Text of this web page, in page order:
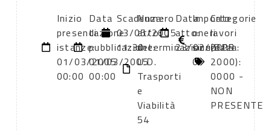
Inizio
presentazione
istanze:
01/03/2005
00:00
Data
di
pubblicazione:
01/03/2005
00:00
Scadenza:
03/05/2005
11:30
Numero
atto:
determinazione
U.D.
Trasporti
e
Viabilità
54
Data
atto:
23/02/2005
Importo
oneri
sicurezza:
0
Categorie
lavori
(DPR
2000):
0000 -
NON
PRESENTE